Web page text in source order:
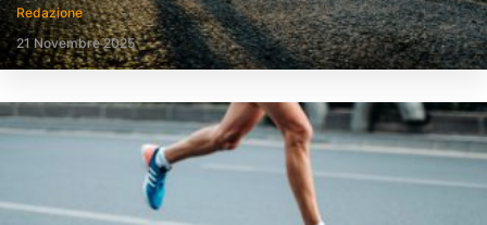
Redazione
21 Novembre 2025